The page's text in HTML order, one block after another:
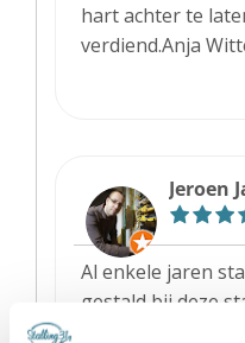
hart achter te
verdiend.Anja
Jeroen
Al enkele jaren
gestald bij deze